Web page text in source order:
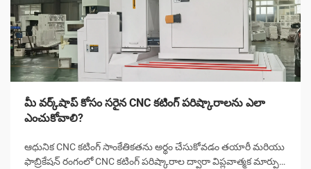
మీ వర్క్‌షాప్ కోసం సరైన CNC కటింగ్ పరిష్కారాలను ఎలా
ఎంచుకోవాలి?
ఆధునిక CNC కటింగ్ సాంకేతికతను అర్థం చేసుకోవడం తయారీ మరియు
ఫాబ్రికేషన్ రంగంలో CNC కటింగ్ పరిష్కారాల ద్వారా విప్లవాత్మక మార్పు